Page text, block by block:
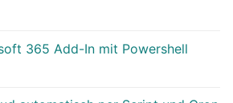
365 Add-In mit Powershell